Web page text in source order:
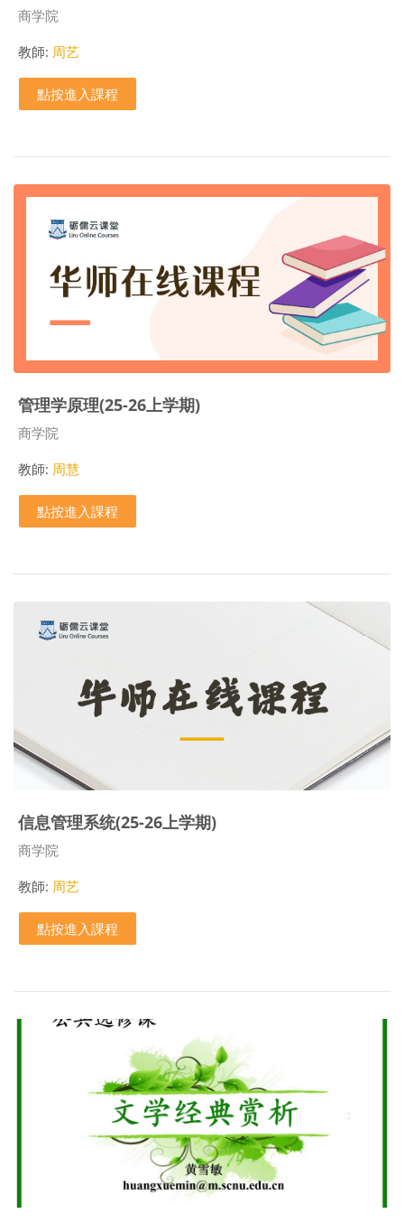
課程類別
商学院
教師: 周艺
點按進入課程
管理学原理(25-26上学期)
課程類別
商学院
教師: 周慧
點按進入課程
信息管理系统(25-26上学期)
課程類別
商学院
教師: 周艺
點按進入課程